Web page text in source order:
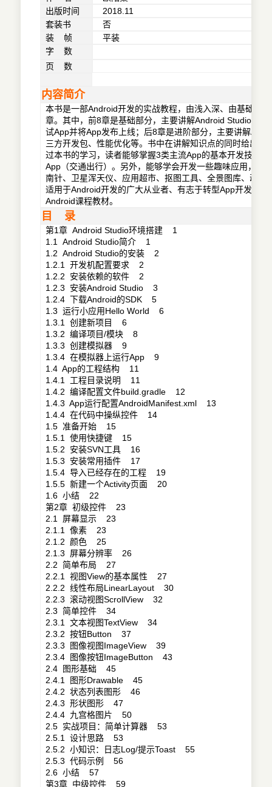
出版时间
2018.11
套装书
否
装 帧
平装
字 数
页 数
内容简介
本书是一部Android开发的实战教程，由浅入深、由基础到
章。其中，前8章是基础部分，主要讲解Android Studio的
试App并将App发布上线；后8章是进阶部分，主要讲解
三方开发包、性能优化等。书中在讲解知识点的同时给出
过本书的学习，读者能够掌握3类主流App的基本开发技术
App（交通出行）。另外，能够学会开发一些趣味应用，包
南针、卫星浑天仪、应用超市、抠图工具、全景图库、动
适用于Android开发的广大从业者、有志于转型App开发的
Android课程教材。
目 录
第1章 Android Studio环境搭建 1
1.1 Android Studio简介 1
1.2 Android Studio的安装 2
1.2.1 开发机配置要求 2
1.2.2 安装依赖的软件 2
1.2.3 安装Android Studio 3
1.2.4 下载Android的SDK 5
1.3 运行小应用Hello World 6
1.3.1 创建新项目 6
1.3.2 编译项目/模块 8
1.3.3 创建模拟器 9
1.3.4 在模拟器上运行App 9
1.4 App的工程结构 11
1.4.1 工程目录说明 11
1.4.2 编译配置文件build.gradle 12
1.4.3 App运行配置AndroidManifest.xml 13
1.4.4 在代码中操纵控件 14
1.5 准备开始 15
1.5.1 使用快捷键 15
1.5.2 安装SVN工具 16
1.5.3 安装常用插件 17
1.5.4 导入已经存在的工程 19
1.5.5 新建一个Activity页面 20
1.6 小结 22
第2章 初级控件 23
2.1 屏幕显示 23
2.1.1 像素 23
2.1.2 颜色 25
2.1.3 屏幕分辨率 26
2.2 简单布局 27
2.2.1 视图View的基本属性 27
2.2.2 线性布局LinearLayout 30
2.2.3 滚动视图ScrollView 32
2.3 简单控件 34
2.3.1 文本视图TextView 34
2.3.2 按钮Button 37
2.3.3 图像视图ImageView 39
2.3.4 图像按钮ImageButton 43
2.4 图形基础 45
2.4.1 图形Drawable 45
2.4.2 状态列表图形 46
2.4.3 形状图形 47
2.4.4 九宫格图片 50
2.5 实战项目：简单计算器 53
2.5.1 设计思路 53
2.5.2 小知识：日志Log/提示Toast 55
2.5.3 代码示例 56
2.6 小结 57
第3章 中级控件 59